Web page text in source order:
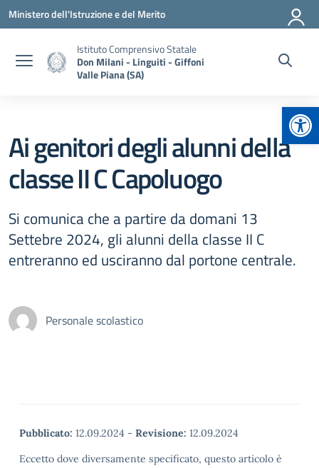
Vai ai contenuti
Vai al menu di navigazione
Vai al footer
Ministero dell'Istruzione e del Merito
Istituto Comprensivo Statale
Don Milani - Linguiti - Giffoni
Valle Piana (SA)
Ai genitori degli alunni della
classe II C Capoluogo
Si comunica che a partire da domani 13
Settebre 2024, gli alunni della classe II C
entreranno ed usciranno dal portone centrale.
Personale scolastico
Pubblicato: 12.09.2024 - Revisione: 12.09.2024
Eccetto dove diversamente specificato, questo articolo è